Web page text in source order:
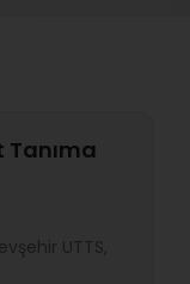
Tanıma
UTTS,